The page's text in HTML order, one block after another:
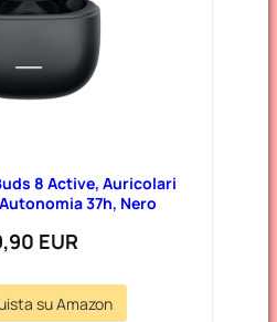
8 Active, Auricolari
37h, Nero
EUR
su Amazon